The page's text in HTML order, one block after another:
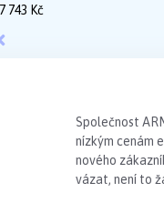
743 Kč
Společnost
nízkým cenám
nového
vázat, není to